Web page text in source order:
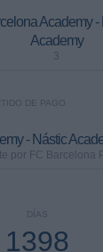
Academy -
Academy
3
DE PAGO
- Nástic
por FC Barcelona
DÍAS
1398